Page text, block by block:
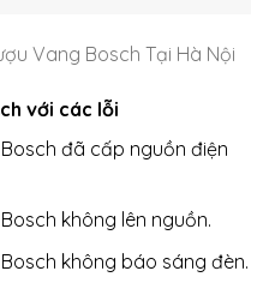
Vang Bosch Tại Hà Nội
với các lỗi
đã cấp nguồn điện
không lên nguồn.
không báo sáng đèn.